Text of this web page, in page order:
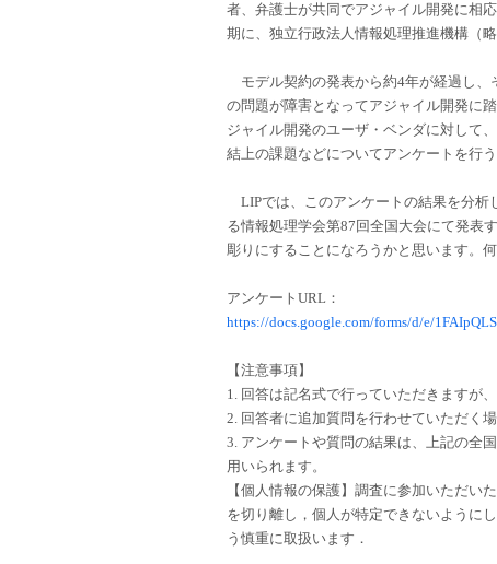
者、弁護士が共同でアジャイル開発に相
期に、独立行政法人情報処理推進機構（
モデル契約の発表から約4年が経過し、
の問題が障害となってアジャイル開発に
ジャイル開発のユーザ・ベンダに対して
結上の課題などについてアンケートを行う
LIPでは、このアンケートの結果を分析
る情報処理学会第87回全国大会にて発表
彫りにすることになろうかと思います。
アンケートURL：
https://docs.google.com/forms/d/e/
【注意事項】
1. 回答は記名式で行っていただきますが
2. 回答者に追加質問を行わせていただく場
3. アンケートや質問の結果は、上記の全
用いられます。
【個人情報の保護】調査に参加いただい
を切り離し，個人が特定できないように
う慎重に取扱います．